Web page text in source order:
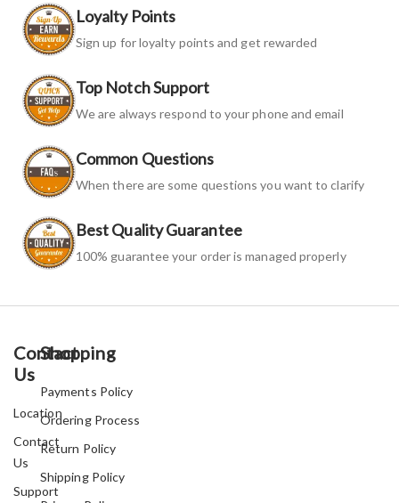
Loyalty Points
Sign up for loyalty points and get rewarded
Top Notch Support
We are always respond to your phone and email
Common Questions
When there are some questions you want to clarify
Best Quality Guarantee
100% guarantee your order is managed properly
Contact
Us
Location
Contact
Us
Support
Shopping
Payments Policy
Ordering Process
Return Policy
Shipping Policy